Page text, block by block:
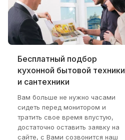
Бесплатный подбор
кухонной бытовой техники
и сантехники
Вам больше не нужно часами
сидеть перед монитором и
тратить свое время впустую,
достаточно оставить заявку на
сайте, с Вами созвонится наш